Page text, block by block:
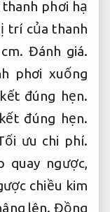
phơi hạ
trí của thanh
Đánh giá.
phơi xuống
đúng hẹn.
đúng hẹn.
ưu chi phí.
quay ngược,
chiều kim
lên. Đồng